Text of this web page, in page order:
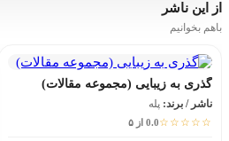
از این ناشر
باهم بخوانیم
گذری به زیبایی (مجموعه مقالات)
ناشر / برند: پله
☆☆☆☆☆0.0 از ۵